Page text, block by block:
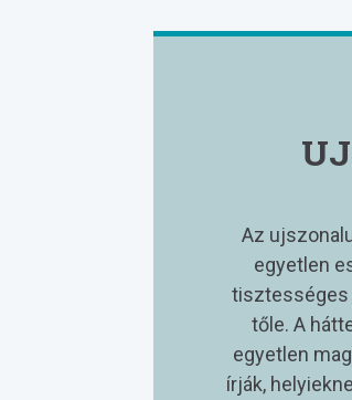
Az
egyetlen
tisztességes
tőle. A
egyetlen
írják,